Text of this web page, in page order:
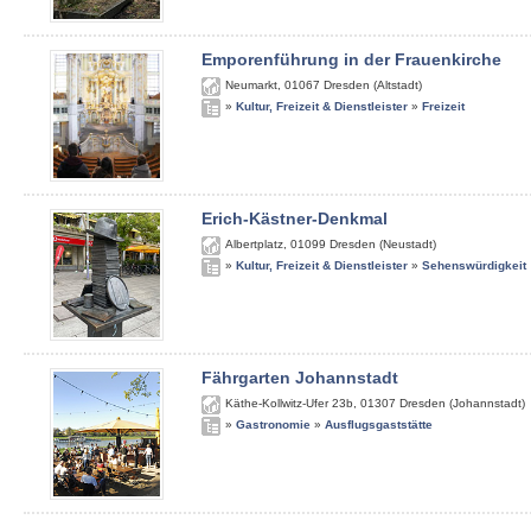
Emporenführung in der Frauenkirche
Neumarkt 01067 Dresden (Altstadt)
» Kultur, Freizeit & Dienstleister » Freizeit
Erich-Kästner-Denkmal
Albertplatz 01099 Dresden (Neustadt)
» Kultur, Freizeit & Dienstleister » Sehenswürdigkeit
Fährgarten Johannstadt
Käthe-Kollwitz-Ufer 23b 01307 Dresden (Johannstadt)
» Gastronomie » Ausflugsgaststätte